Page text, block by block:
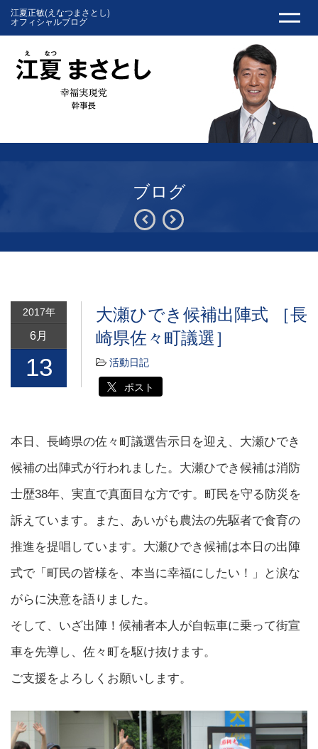
江夏正敏(えなつまさとし)
オフィシャルブログ
ブログ
2017年
6月
13
大瀬ひでき候補出陣式 ［長
崎県佐々町議選］
活動日記
ポスト
本日、長崎県の佐々町議選告示日を迎え、大瀬ひでき
候補の出陣式が行われました。大瀬ひでき候補は消防
士歴38年、実直で真面目な方です。町民を守る防災を
訴えています。また、あいがも農法の先駆者で食育の
推進を提唱しています。大瀬ひでき候補は本日の出陣
式で「町民の皆様を、本当に幸福にしたい！」と涙な
がらに決意を語りました。
そして、いざ出陣！候補者本人が自転車に乗って街宣
車を先導し、佐々町を駆け抜けます。
ご支援をよろしくお願いします。